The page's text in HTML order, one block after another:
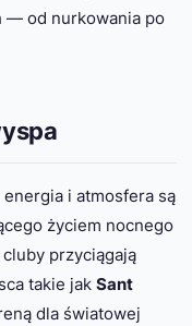
— od nurkowania po
i atmosfera są
życiem nocnego
przyciągają
takie jak Sant
dla światowej